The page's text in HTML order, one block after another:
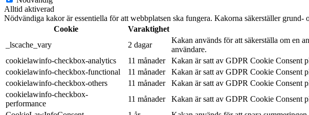
Alltid aktiverad
Nödvändiga kakor är essentiella för att webbplatsen ska fungera. Kakorna säkerställer
Cookie
Varaktighet
_lscache_vary
2 dagar
Kakan används för att säkerställa om en
användare.
cookielawinfo-checkbox-analytics
11 månader
Kakan är satt av GDPR Cookie Consent
cookielawinfo-checkbox-functional
11 månader
Kakan är satt av GDPR Cookie Consent
cookielawinfo-checkbox-others
11 månader
Kakan är satt av GDPR Cookie Consent
cookielawinfo-checkbox-
performance
11 månader
Kakan är satt av GDPR Cookie Consent